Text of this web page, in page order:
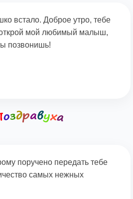
встало. Доброе утро, тебе
мой любимый малыш,
позвонишь!
поручено передать тебе
самых нежных